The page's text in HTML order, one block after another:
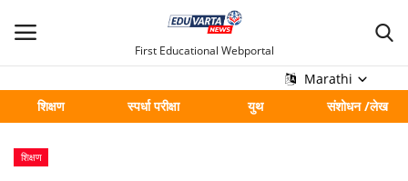
First Educational Webportal
Marathi
शिक्षण
स्पर्धा परीक्षा युथ संशोधन /लेख
मुख्य
Contact
शिक्षण